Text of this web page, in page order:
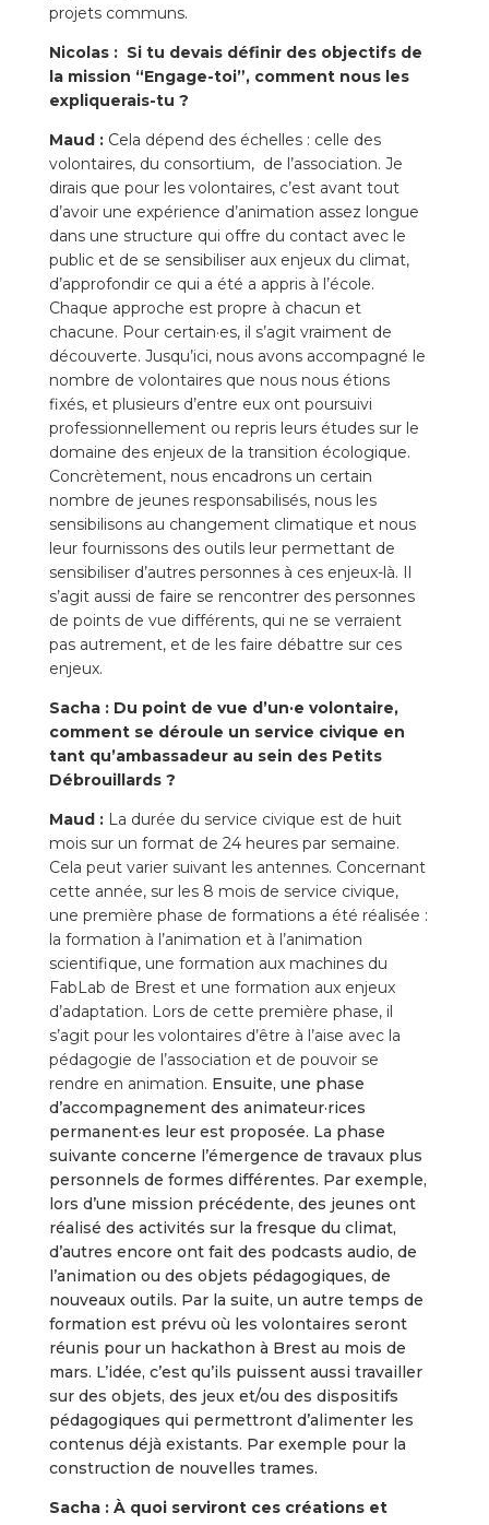
projets communs.
Nicolas : Si tu devais définir des objectifs de
la mission “Engage-toi”, comment nous les
expliquerais-tu ?
Maud : Cela dépend des échelles : celle des
volontaires, du consortium, de l’association. Je
dirais que pour les volontaires, c’est avant tout
d’avoir une expérience d’animation assez longue
dans une structure qui offre du contact avec le
public et de se sensibiliser aux enjeux du climat,
d’approfondir ce qui a été a appris à l’école.
Chaque approche est propre à chacun et
chacune. Pour certain·es, il s’agit vraiment de
découverte. Jusqu’ici, nous avons accompagné le
nombre de volontaires que nous nous étions
fixés, et plusieurs d’entre eux ont poursuivi
professionnellement ou repris leurs études sur le
domaine des enjeux de la transition écologique.
Concrètement, nous encadrons un certain
nombre de jeunes responsabilisés, nous les
sensibilisons au changement climatique et nous
leur fournissons des outils leur permettant de
sensibiliser d’autres personnes à ces enjeux-là. Il
s’agit aussi de faire se rencontrer des personnes
de points de vue différents, qui ne se verraient
pas autrement, et de les faire débattre sur ces
enjeux.
Sacha : Du point de vue d’un·e volontaire,
comment se déroule un service civique en
tant qu’ambassadeur au sein des Petits
Débrouillards ?
Maud : La durée du service civique est de huit
mois sur un format de 24 heures par semaine.
Cela peut varier suivant les antennes. Concernant
cette année, sur les 8 mois de service civique,
une première phase de formations a été réalisée :
la formation à l’animation et à l’animation
scientifique, une formation aux machines du
FabLab de Brest et une formation aux enjeux
d’adaptation. Lors de cette première phase, il
s’agit pour les volontaires d’être à l’aise avec la
pédagogie de l’association et de pouvoir se
rendre en animation. Ensuite, une phase
d’accompagnement des animateur·rices
permanent·es leur est proposée. La phase
suivante concerne l’émergence de travaux plus
personnels de formes différentes. Par exemple,
lors d’une mission précédente, des jeunes ont
réalisé des activités sur la fresque du climat,
d’autres encore ont fait des podcasts audio, de
l’animation ou des objets pédagogiques, de
nouveaux outils. Par la suite, un autre temps de
formation est prévu où les volontaires seront
réunis pour un hackathon à Brest au mois de
mars. L’idée, c’est qu’ils puissent aussi travailler
sur des objets, des jeux et/ou des dispositifs
pédagogiques qui permettront d’alimenter les
contenus déjà existants. Par exemple pour la
construction de nouvelles trames.
Sacha : À quoi serviront ces créations et